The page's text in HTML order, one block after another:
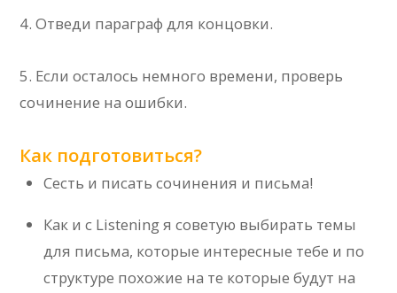
4. Отведи параграф для концовки.
5. Если осталось немного времени, проверь
сочинение на ошибки.
Как подготовиться?
Сесть и писать сочинения и письма!
Как и с Listening я советую выбирать темы
для письма, которые интересные тебе и по
структуре похожие на те которые будут на